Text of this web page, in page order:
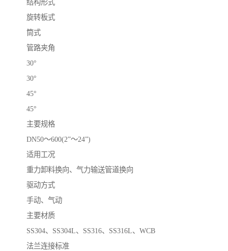
结构形式
旋转板式
筒式
管路夹角
30°
30°
45°
45°
主要规格
DN50～600(2”～24”)
适用工况
重力卸料换向、气力输送管道换向
驱动方式
手动、气动
主要材质
SS304、SS304L、SS316、SS316L、WCB
法兰连接标准